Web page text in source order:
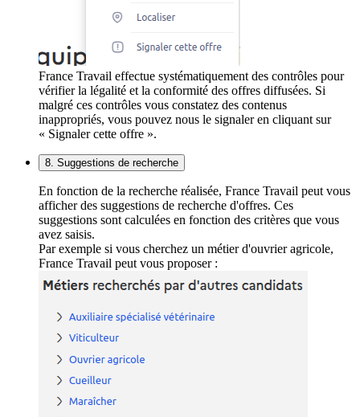
France Travail effectue systématiquement des contrôles pour
vérifier la légalité et la conformité des offres diffusées. Si
malgré ces contrôles vous constatez des contenus
inappropriés, vous pouvez nous le signaler en cliquant sur
« Signaler cette offre ».
8. Suggestions de recherche
En fonction de la recherche réalisée, France Travail peut vous
afficher des suggestions de recherche d'offres. Ces
suggestions sont calculées en fonction des critères que vous
avez saisis.
Par exemple si vous cherchez un métier d'ouvrier agricole,
France Travail peut vous proposer :